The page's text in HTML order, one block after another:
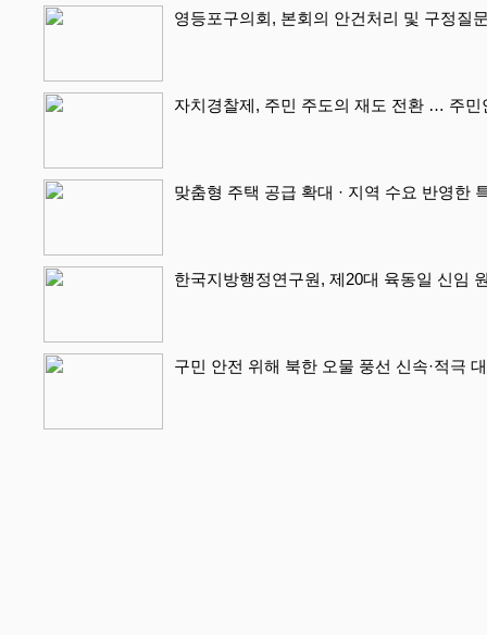
영등포구의회, 본회의 안건처리 및 구정질
자치경찰제, 주민 주도의 재도 전환 … 주
맞춤형 주택 공급 확대 · 지역 수요 반영한
한국지방행정연구원, 제20대 육동일 신임
구민 안전 위해 북한 오물 풍선 신속·적극 대